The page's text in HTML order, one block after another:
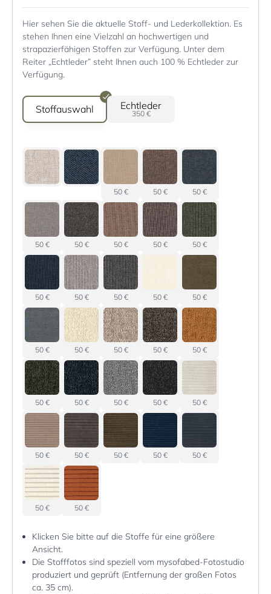
Hier sehen Sie die aktuelle Stoff- und Lederkollektion. Es
stehen Ihnen eine Vielzahl an hochwertigen und
strapazierfähigen Stoffen zur Verfügung. Unter dem
Reiter „Echtleder” steht Ihnen auch 100 % Echtleder zur
Verfügung.
Stoffauswahl Echtleder
350 €
50 € 50 € 50 €
50 € 50 € 50 € 50 € 50 €
50 € 50 € 50 € 50 € 50 €
50 € 50 € 50 € 50 € 50 €
50 € 50 € 50 € 50 € 50 €
50 € 50 € 50 € 50 € 50 €
50 € 50 €
Klicken Sie bitte auf die Stoffe für eine größere
Ansicht.
Die Stofffotos sind speziell vom mysofabed-Fotostudio
produziert und geprüft (Entfernung der großen Fotos
ca. 35 cm).